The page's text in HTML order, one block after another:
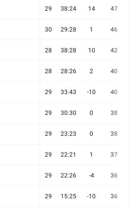
29 38:24 14 47
30 29:28 1 46
28 38:28 10 42
28 28:26 2 40
29 33:43 -10 40
29 30:30 0 38
29 23:23 0 38
29 22:21 1 37
29 22:26 -4 36
29 15:25 -10 36